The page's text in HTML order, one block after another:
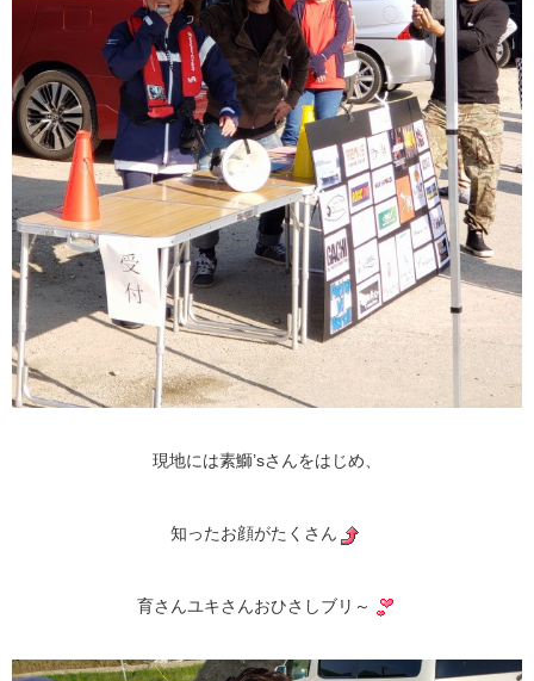
現地には素鰤’sさんをはじめ、
知ったお顔がたくさん
育さんユキさんおひさしブリ～